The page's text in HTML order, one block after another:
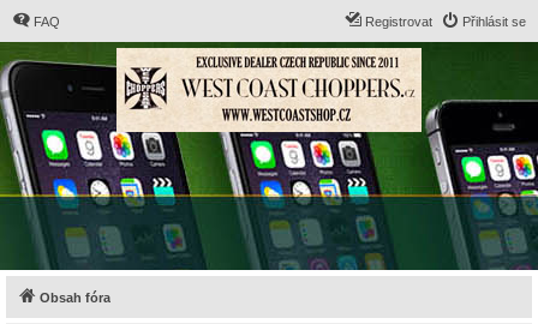
FAQ Přihlásit se
Registrovat
Obsah fóra